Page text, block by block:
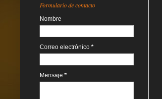
Formulario de contacto
Nombre
Correo electrónico *
Mensaje *